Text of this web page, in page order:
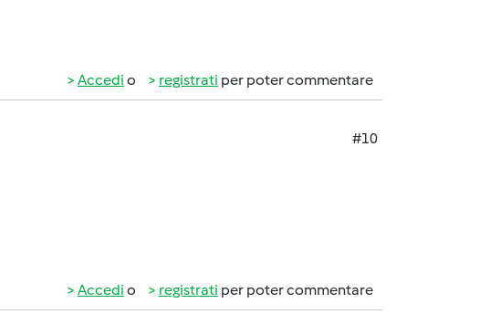
Accedi o registrati per poter commentare
#10
Accedi o registrati per poter commentare